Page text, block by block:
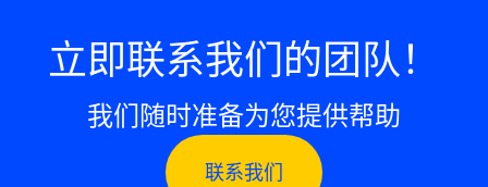
立即联系我们的团队！
我们随时准备为您提供帮助
联系我们